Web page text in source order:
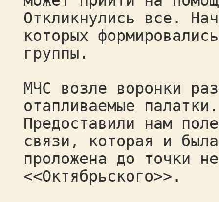
Откликнулись все.
которых
группы.
МЧС возле воронки
отапливаемые палатки.
Предоставили нам
связи, которая и была
проложена до точки
<<Октябрьского>>.